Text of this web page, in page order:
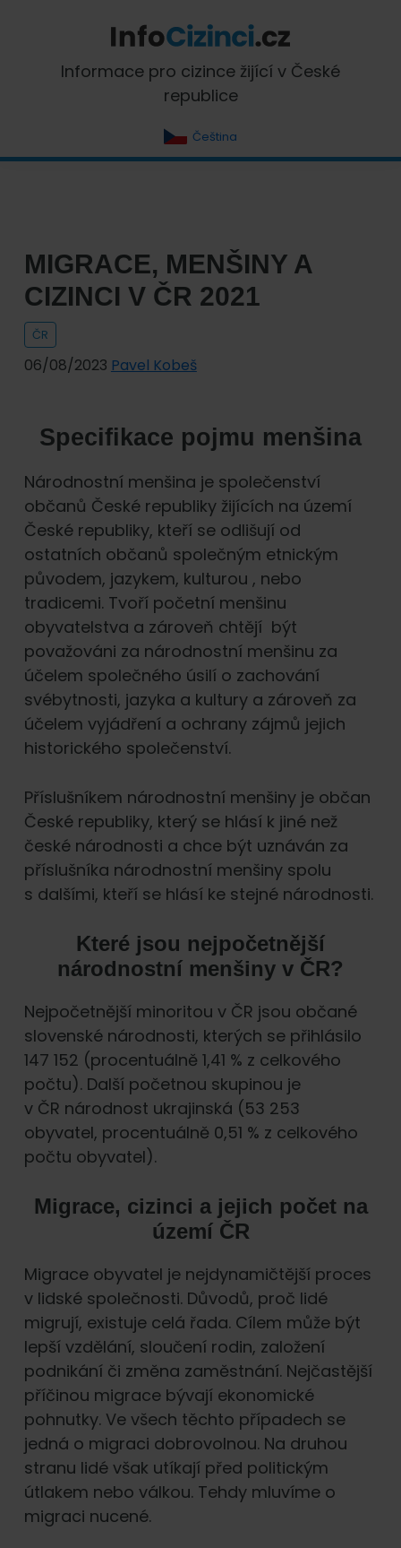
primary
navigation
content
primaryInfoCizinci.cz
Informace pro cizince žijící v České
republice
Čeština
MIGRACE, MENŠINY A
CIZINCI V ČR 2021
ČR
06/08/2023 Pavel Kobeš
Specifikace pojmu menšina
Národnostní menšina je společenství
občanů České republiky žijících na území
České republiky, kteří se odlišují od
ostatních občanů společným etnickým
původem, jazykem, kulturou , nebo
tradicemi. Tvoří početní menšinu
obyvatelstva a zároveň chtějí být
považováni za národnostní menšinu za
účelem společného úsilí o zachování
svébytnosti, jazyka a kultury a zároveň za
účelem vyjádření a ochrany zájmů jejich
historického společenství.
Příslušníkem národnostní menšiny je občan
České republiky, který se hlásí k jiné než
české národnosti a chce být uznáván za
příslušníka národnostní menšiny spolu
s dalšími, kteří se hlásí ke stejné národnosti.
Které jsou nejpočetnější
národnostní menšiny v ČR?
Nejpočetnější minoritou v ČR jsou občané
slovenské národnosti, kterých se přihlásilo
147 152 (procentuálně 1,41 % z celkového
počtu). Další početnou skupinou je
v ČR národnost ukrajinská (53 253
obyvatel, procentuálně 0,51 % z celkového
počtu obyvatel).
Migrace, cizinci a jejich počet na
území ČR
Migrace obyvatel je nejdynamičtější proces
v lidské společnosti. Důvodů, proč lidé
migrují, existuje celá řada. Cílem může být
lepší vzdělání, sloučení rodin, založení
podnikání či změna zaměstnání. Nejčastější
příčinou migrace bývají ekonomické
pohnutky. Ve všech těchto případech se
jedná o migraci dobrovolnou. Na druhou
stranu lidé však utíkají před politickým
útlakem nebo válkou. Tehdy mluvíme o
migraci nucené.